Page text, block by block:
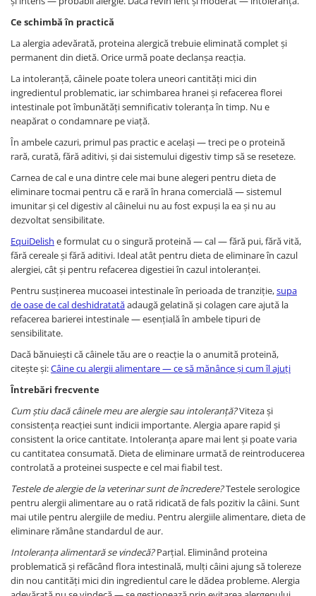
Ce schimbă în practică
La alergia adevărată, proteina alergică trebuie eliminată complet și
permanent din dietă. Orice urmă poate declanșa reacția.
La intoleranță, câinele poate tolera uneori cantități mici din
ingredientul problematic, iar schimbarea hranei și refacerea florei
intestinale pot îmbunătăți semnificativ toleranța în timp. Nu e
neapărat o condamnare pe viață.
În ambele cazuri, primul pas practic e același — treci pe o proteină
rară, curată, fără aditivi, și dai sistemului digestiv timp să se reseteze.
Carnea de cal e una dintre cele mai bune alegeri pentru dieta de
eliminare tocmai pentru că e rară în hrana comercială — sistemul
imunitar și cel digestiv al câinelui nu au fost expuși la ea și nu au
dezvoltat sensibilitate.
EquiDelish e formulat cu o singură proteină — cal — fără pui, fără vită,
fără cereale și fără aditivi. Ideal atât pentru dieta de eliminare în cazul
alergiei, cât și pentru refacerea digestiei în cazul intoleranței.
Pentru susținerea mucoasei intestinale în perioada de tranziție,supa
de oase de cal deshidratatăadaugă gelatină și colagen care ajută la
refacerea barierei intestinale — esențială în ambele tipuri de
sensibilitate.
Dacă bănuiești că câinele tău are o reacție la o anumită proteină,
citește și:Câine cu alergii alimentare — ce să mănânce și cum îl ajuți
Întrebări frecvente
Cum știu dacă câinele meu are alergie sau intoleranță?Viteza și
consistența reacției sunt indicii importante. Alergia apare rapid și
consistent la orice cantitate. Intoleranța apare mai lent și poate varia
cu cantitatea consumată. Dieta de eliminare urmată de reintroducerea
controlată a proteinei suspecte e cel mai fiabil test.
Testele de alergie de la veterinar sunt de încredere?Testele serologice
pentru alergii alimentare au o rată ridicată de fals pozitiv la câini. Sunt
mai utile pentru alergiile de mediu. Pentru alergiile alimentare, dieta de
eliminare rămâne standardul de aur.
Intoleranța alimentară se vindecă?Parțial. Eliminând proteina
problematică și refăcând flora intestinală, mulți câini ajung să tolereze
din nou cantități mici din ingredientul care le dădea probleme. Alergia